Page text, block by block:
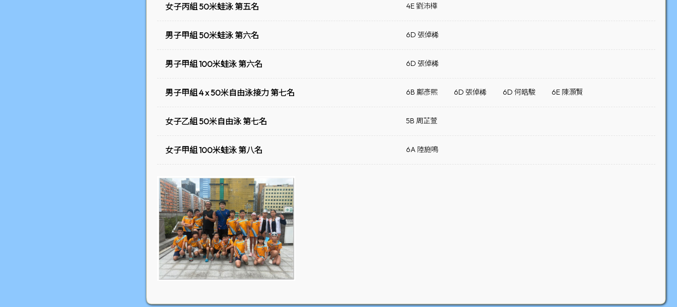
女子丙組 50米蛙泳 第五名 4E 劉沛樺
男子甲組 50米蛙泳 第六名 6D 張倬桸
男子甲組 100米蛙泳 第六名 6D 張倬桸
男子甲組 4 x 50米自由泳接力 第七名 6B 鄺彥熙 6D 張倬桸 6D 何皓駿 6E 陳灝賢
女子乙組 50米自由泳 第七名 5B 周芷萱
女子甲組 100米蛙泳 第八名 6A 陸施鳴